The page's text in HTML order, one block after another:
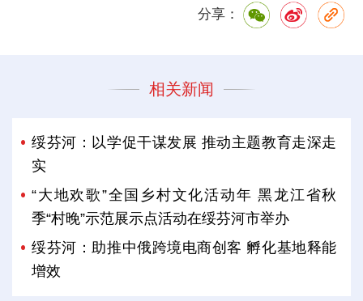
分享：
相关新闻
绥芬河：以学促干谋发展 推动主题教育走深走
实
“大地欢歌”全国乡村文化活动年 黑龙江省秋
季“村晚”示范展示点活动在绥芬河市举办
绥芬河：助推中俄跨境电商创客 孵化基地释能
增效